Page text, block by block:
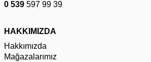
0 539 597 99 39
HAKKIMIZDA
Hakkımızda
Mağazalarımız